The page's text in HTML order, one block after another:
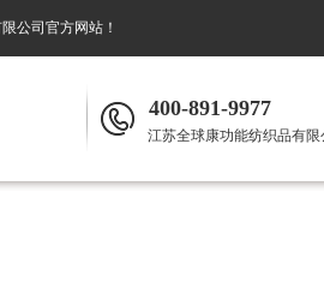
公司 官方网站！
江苏全球康功能纺织品有限
400-891-9977